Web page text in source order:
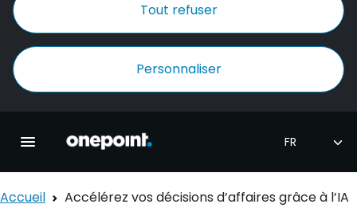
Tout refuser
Personnaliser
Accueil Onepoint
Accueil Accélérez vos décisions d’affaires grâce à l’IA